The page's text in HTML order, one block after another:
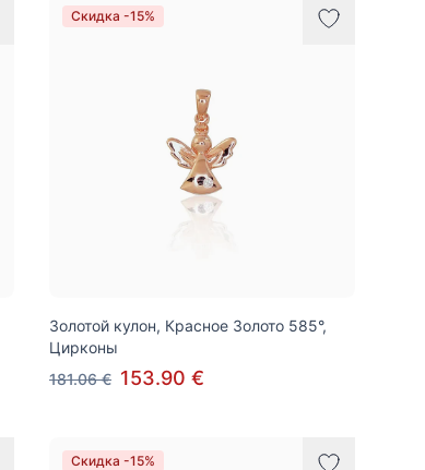
Скидка -15%
Золотой кулон, Красное Золото 585°,
Цирконы
181.06 € 153.90 €
Скидка -15%